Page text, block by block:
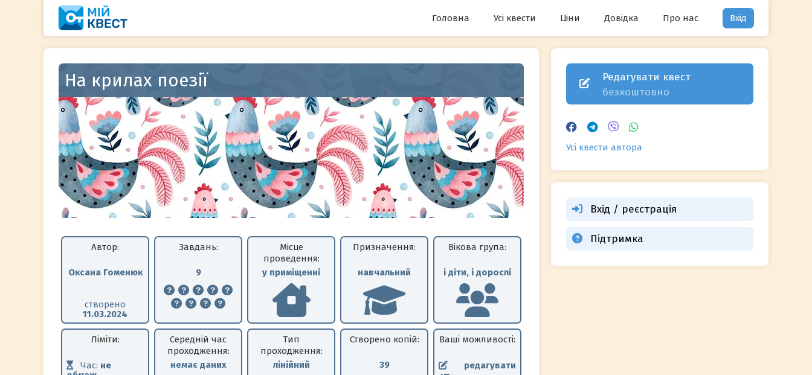
Головна Усі квести Ціни Довідка Про нас Вхід
На крилах поезії
Автор:
Оксана Гоменюк
створено
11.03.2024
Завдань:
9
Місце
проведення:
у приміщенні
Призначення:
навчальний
Вікова група:
і діти, і дорослі
Ліміти:
Час: не
Середній час
проходження:
немає даних
Тип
проходження:
лінійний
Створено копій:
39
Ваші можливості:
редагувати
Редагувати квест
безкоштовно
Усі квести автора
Вхід / реєстрація
Підтримка